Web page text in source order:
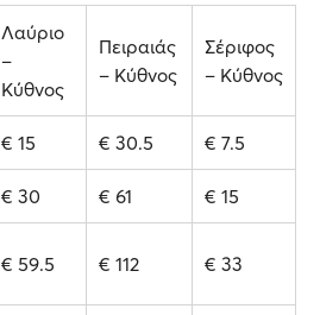
Λαύριο
–
Κύθνος
Πειραιάς
– Κύθνος
Σέριφος
– Κύθνος
€ 15 € 30.5 € 7.5
€ 30 € 61 € 15
€ 59.5 € 112 € 33